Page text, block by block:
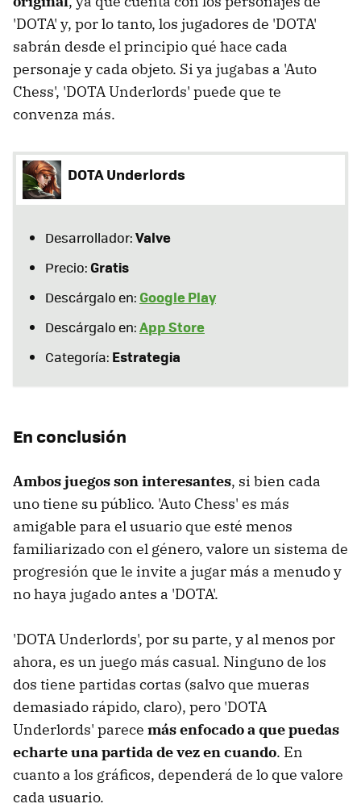
'DOTA' y, por lo tanto, los jugadores de 'DOTA'
sabrán desde el principio qué hace cada
personaje y cada objeto. Si ya jugabas a 'Auto
Chess', 'DOTA Underlords' puede que te
convenza más.
DOTA Underlords
Desarrollador:Valve
Precio:Gratis
Descárgalo en: Google Play
Descárgalo en:App Store
Categoría: Estrategia
En conclusión
Ambos juegos son interesantes, si bien cada
uno tiene su público. 'Auto Chess' es más
amigable para el usuario que esté menos
familiarizado con el género, valore un sistema de
progresión que le invite a jugar más a menudo y
no haya jugado antes a 'DOTA'.
'DOTA Underlords', por su parte, y al menos por
ahora, es un juego más casual. Ninguno de los
dos tiene partidas cortas (salvo que mueras
demasiado rápido, claro), pero 'DOTA
Underlords' parece más enfocado a que puedas
echarte una partida de vez en cuando. En
cuanto a los gráficos, dependerá de lo que valore
cada usuario.